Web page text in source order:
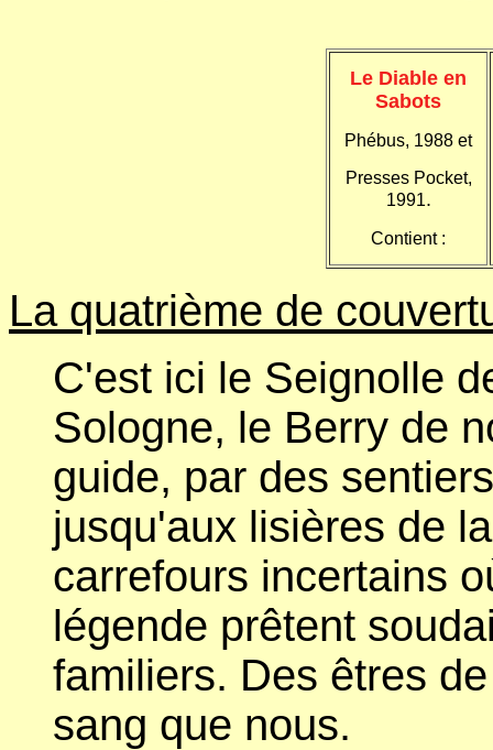
Le Diable en
Sabots
Phébus, 1988 et
Presses Pocket,
1991.
Contient :
La quatrième de
C'est ici le Seignolle
Sologne, le Berry de
guide, par des
jusqu'aux lisières de
carrefours incertains
légende prêtent
familiers. Des êtres
sang que nous.